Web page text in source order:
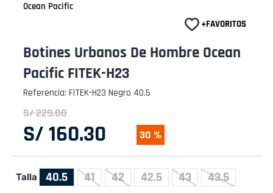
Ocean Pacific
Botines Urbanos De Hombre Ocean
Pacific FITEK-H23
Referencia: FITEK-H23 Negro 40.5
S/229.00
S/ 160.30 30 %
Talla 40.5 41 42 42.5 43 43.5